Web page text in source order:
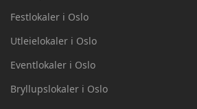
Festlokaler i Oslo
Utleielokaler i Oslo
Eventlokaler i Oslo
Bryllupslokaler i Oslo